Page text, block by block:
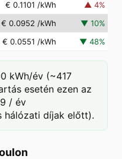
€ 0.1101 /kWh ▲ 4%
€ 0.0952 /kWh ▼ 10%
€ 0.0551 /kWh ▼ 48%
kWh/év (~417
esetén ezen az
/ év
hálózati díjak előtt).